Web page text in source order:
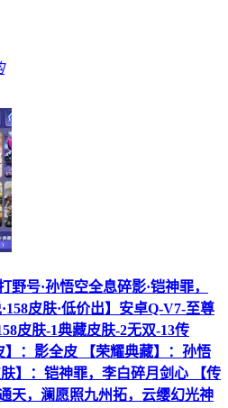
野号·孙悟空全息碎影·铠神罪，
皮肤·低价出】安卓Q-V7-至尊
皮肤-1典藏皮肤-2无双-13传
】：影全皮 【荣耀典藏】：孙悟
】：铠神罪，李白碎月剑心 【传
天，澜愿照九州拓，云缨幻光神